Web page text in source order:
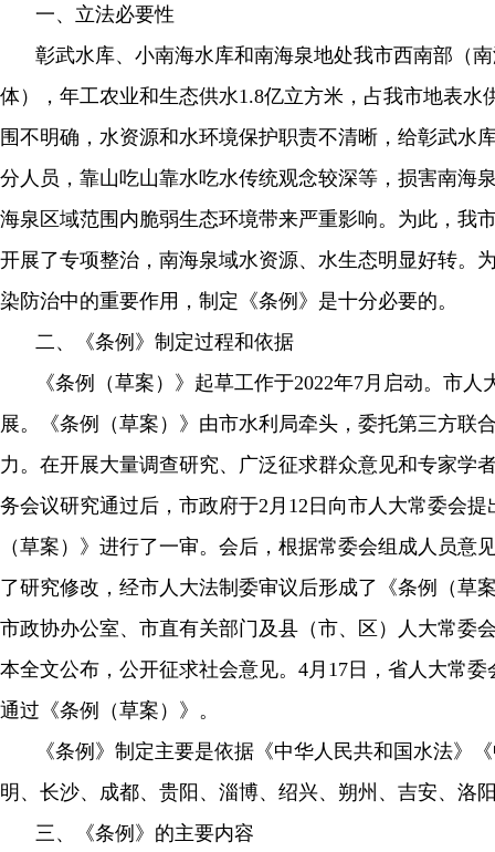
一、立法必要性
彰武水库、小南海水库和南海泉地处我市西南部（
体），年工农业和生态供水1.8亿立方米，占我市地表
围不明确，水资源和水环境保护职责不清晰，给彰武水
分人员，靠山吃山靠水吃水传统观念较深等，损害南海
海泉区域范围内脆弱生态环境带来严重影响。为此，我
开展了专项整治，南海泉域水资源、水生态明显好转。
染防治中的重要作用，制定《条例》是十分必要的。
二、《条例》制定过程和依据
《条例（草案）》起草工作于2022年7月启动。市
展。《条例（草案）》由市水利局牵头，委托第三方联
力。在开展大量调查研究、广泛征求群众意见和专家学
务会议研究通过后，市政府于2月12日向市人大常委会
（草案）》进行了一审。会后，根据常委会组成人员
了研究修改，经市人大法制委审议后形成了《条例（草
市政协办公室、市直有关部门及县（市、区）人大常委
本全文公布，公开征求社会意见。4月17日，省人大常
通过《条例（草案）》。
《条例》制定主要是依据《中华人民共和国水法》
明、长沙、成都、贵阳、淄博、绍兴、朔州、吉安、洛
三、《条例》的主要内容